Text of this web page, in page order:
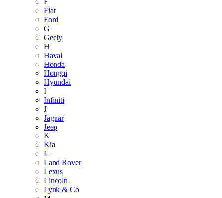
F
Fiat
Ford
G
Geely
H
Haval
Honda
Hongqi
Hyundai
I
Infiniti
J
Jaguar
Jeep
K
Kia
L
Land Rover
Lexus
Lincoln
Lynk & Co